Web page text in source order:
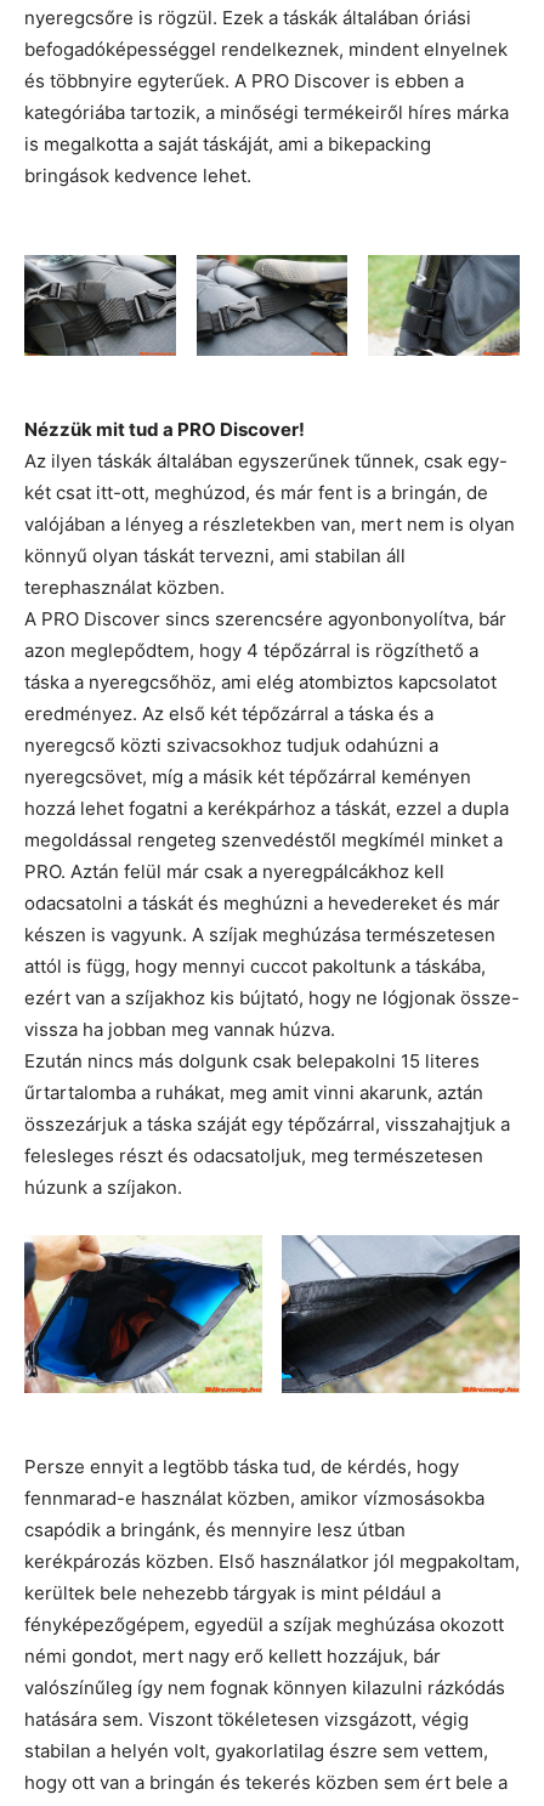
nyeregcsőre is rögzül. Ezek a táskák általában óriási
befogadóképességgel rendelkeznek, mindent elnyelnek
és többnyire egyterűek. A PRO Discover is ebben a
kategóriába tartozik, a minőségi termékeiről híres márka
is megalkotta a saját táskáját, ami a bikepacking
bringások kedvence lehet.
Nézzük mit tud a PRO Discover!
Az ilyen táskák általában egyszerűnek tűnnek, csak egy-
két csat itt-ott, meghúzod, és már fent is a bringán, de
valójában a lényeg a részletekben van, mert nem is olyan
könnyű olyan táskát tervezni, ami stabilan áll
terephasználat közben.
A PRO Discover sincs szerencsére agyonbonyolítva, bár
azon meglepődtem, hogy 4 tépőzárral is rögzíthető a
táska a nyeregcsőhöz, ami elég atombiztos kapcsolatot
eredményez. Az első két tépőzárral a táska és a
nyeregcső közti szivacsokhoz tudjuk odahúzni a
nyeregcsövet, míg a másik két tépőzárral keményen
hozzá lehet fogatni a kerékpárhoz a táskát, ezzel a dupla
megoldással rengeteg szenvedéstől megkímél minket a
PRO. Aztán felül már csak a nyeregpálcákhoz kell
odacsatolni a táskát és meghúzni a hevedereket és már
készen is vagyunk. A szíjak meghúzása természetesen
attól is függ, hogy mennyi cuccot pakoltunk a táskába,
ezért van a szíjakhoz kis bújtató, hogy ne lógjonak össze-
vissza ha jobban meg vannak húzva.
Ezután nincs más dolgunk csak belepakolni 15 literes
űrtartalomba a ruhákat, meg amit vinni akarunk, aztán
összezárjuk a táska száját egy tépőzárral, visszahajtjuk a
felesleges részt és odacsatoljuk, meg természetesen
húzunk a szíjakon.
Persze ennyit a legtöbb táska tud, de kérdés, hogy
fennmarad-e használat közben, amikor vízmosásokba
csapódik a bringánk, és mennyire lesz útban
kerékpározás közben. Első használatkor jól megpakoltam,
kerültek bele nehezebb tárgyak is mint például a
fényképezőgépem, egyedül a szíjak meghúzása okozott
némi gondot, mert nagy erő kellett hozzájuk, bár
valószínűleg így nem fognak könnyen kilazulni rázkódás
hatására sem. Viszont tökéletesen vizsgázott, végig
stabilan a helyén volt, gyakorlatilag észre sem vettem,
hogy ott van a bringán és tekerés közben sem ért bele a